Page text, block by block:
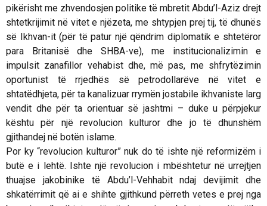
pikërisht me zhvendosjen politike të mbretit Abdu’l-Aziz drejt
shtetkrijimit në vitet e njëzeta, me shtypjen prej tij, të dhunës
së Ikhvan-it (për të patur një qëndrim diplomatik e shtetëror
para Britanisë dhe SHBA-ve), me institucionalizimin e
impulsit zanafillor vehabist dhe, më pas, me shfrytëzimin
oportunist të rrjedhës së petrodollarëve në vitet e
shtatëdhjeta, për ta kanalizuar rrymën jostabile ikhvaniste larg
vendit dhe për ta orientuar së jashtmi – duke u përpjekur
kështu për një revolucion kulturor dhe jo të dhunshëm
gjithandej në botën islame.
Por ky “revolucion kulturor” nuk do të ishte një reformizëm i
butë e i lehtë. Ishte një revolucion i mbështetur në urrejtjen
thuajse jakobiniketë Abdu’l-Vehhabit ndaj devijimit dhe
shkatërrimit që ai e shihte gjithkund përreth vetes e prej nga